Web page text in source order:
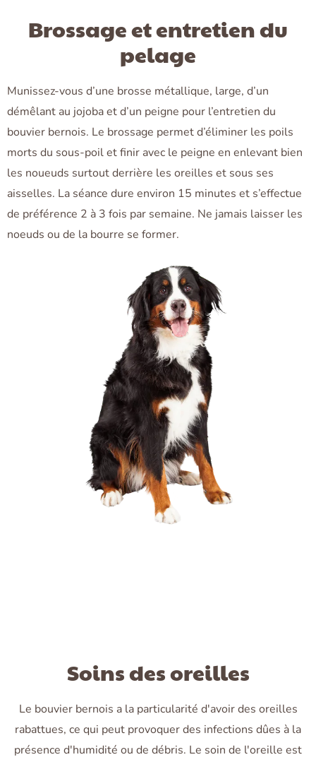
Brossage et entretien du
pelage
Munissez-vous d’une brosse métallique, large, d’un
démêlant au jojoba et d’un peigne pour l’entretien du
bouvier bernois. Le brossage permet d’éliminer les poils
morts du sous-poil et finir avec le peigne en enlevant bien
les noueuds surtout derrière les oreilles et sous ses
aisselles. La séance dure environ 15 minutes et s’effectue
de préférence 2 à 3 fois par semaine. Ne jamais laisser les
noeuds ou de la bourre se former.
Soins des oreilles
Le bouvier bernois a la particularité d'avoir des oreilles
rabattues, ce qui peut provoquer des infections dûes à la
présence d'humidité ou de débris. Le soin de l'oreille est